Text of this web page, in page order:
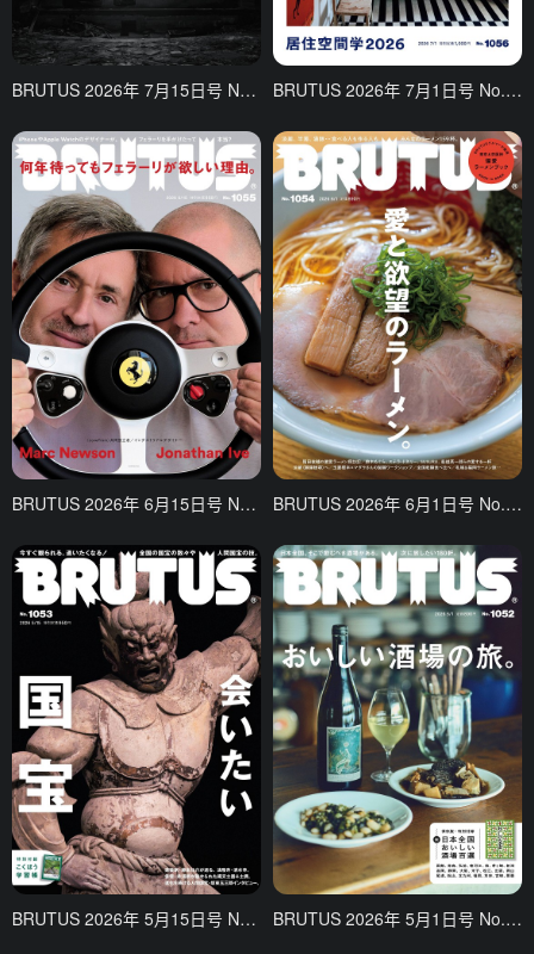
BRUTUS 2026年 7月15日号 No.1057 [結局、杉本博司って何者だ_] BRUTUS 2026年 7月1日号 No.1056 [居住空間学2026]
BRUTUS 2026年 6月15日号 No.1055 [何年待ってもフェラーリが欲しい理由。] BRUTUS 2026年 6月1日号 No.1054 「愛と欲望のラーメン。」
BRUTUS 2026年 5月15日号 No.1053 「会いたい国宝」 BRUTUS 2026年 5月1日号 No.1052 「おいしい酒場の旅。」